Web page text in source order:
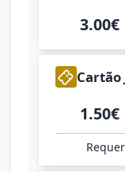
3.00€
Cartão
1.50€